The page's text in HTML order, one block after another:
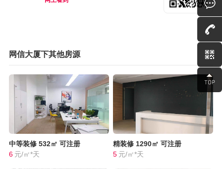
网信大厦下其他房源
中等装修 532㎡ 可注册
6 元/㎡*天
精装修 1290㎡ 可注册
5 元/㎡*天